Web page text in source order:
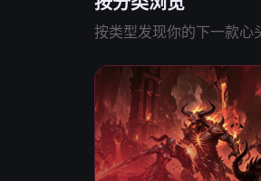
按类型发现你的下一款心